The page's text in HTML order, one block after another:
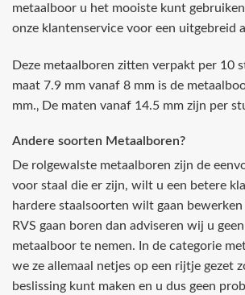
metaalboor u het mooiste kunt
onze klantenservice voor een uitgebreid
Deze metaalboren zitten verpakt per 10
maat 7.9 mm vanaf 8 mm is de
mm.‚ De maten vanaf 14.5 mm zijn per
Andere soorten Metaalboren?
De rolgewalste metaalboren zijn de
voor staal die er zijn, wilt u een betere
hardere staalsoorten wilt gaan
RVS gaan boren dan adviseren wij u
metaalboor te nemen. In de categorie
we ze allemaal netjes op een rijtje gezet
beslissing kunt maken en u dus geen